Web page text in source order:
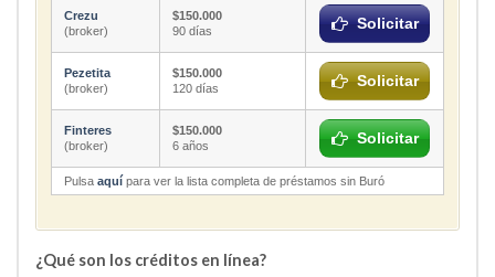
Crezu
(broker)
$150.000
90 días
Solicitar
Pezetita
(broker)
$150.000
120 días
Solicitar
Finteres
(broker)
$150.000
6 años
Solicitar
Pulsa aquípara ver la lista completa de préstamos sin Buró
¿Qué son los créditos en línea?